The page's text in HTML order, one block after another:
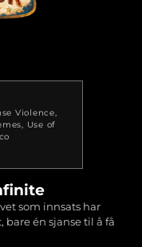
Violence
Use of
som innsats har
én sjanse til å få